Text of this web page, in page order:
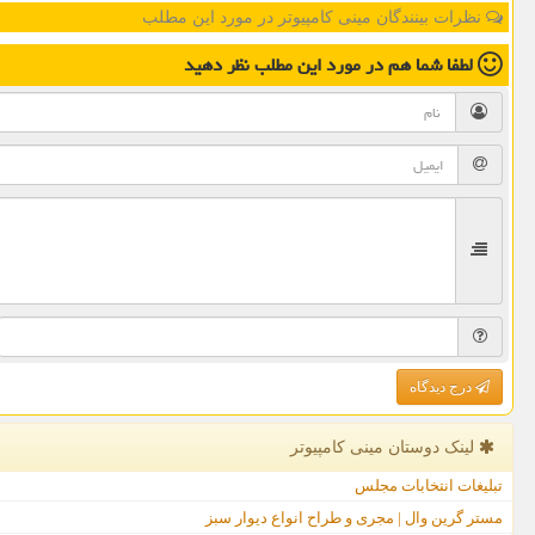
نظرات بینندگان مینی کامپیوتر در مورد این مطلب
لطفا شما همدر مورد این مطلبنظر دهید
درج دیدگاه
لینک دوستان مینی كامپیوتر
تبلیغات انتخابات مجلس
مستر گرین وال | مجری و طراح انواع دیوار سبز